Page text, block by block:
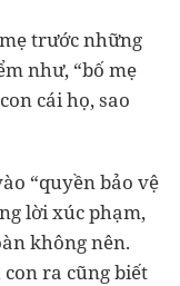
trước những
như, “bố mẹ
cái họ, sao
“quyền bảo vệ
lời xúc phạm,
không nên.
ra cũng biết